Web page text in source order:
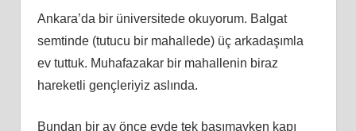
Ankara’da bir üniversitede okuyorum. Balgat
semtinde (tutucu bir mahallede) üç arkadaşımla
ev tuttuk. Muhafazakar bir mahallenin biraz
hareketli gençleriyiz aslında.
Bundan bir ay önce evde tek başımayken kapı